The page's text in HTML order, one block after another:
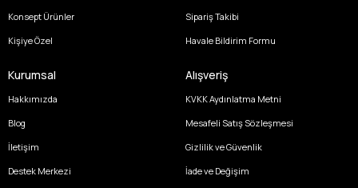
Konsept Ürünler
Kişiye Özel
Sipariş Takibi
Havale Bildirim Formu
Kurumsal
Hakkımızda
Blog
İletişim
Destek Merkezi
Alışveriş
KVKK Aydınlatma Metni
Mesafeli Satış Sözleşmesi
Gizlilik ve Güvenlik
İade ve Değişim